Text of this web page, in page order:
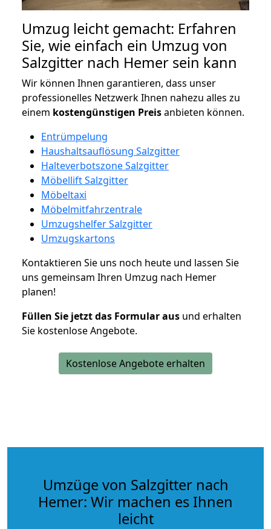
Umzug leicht gemacht: Erfahren
Sie, wie einfach ein Umzug von
Salzgitter nach Hemer sein kann
Wir können Ihnen garantieren, dass unser
professionelles Netzwerk Ihnen nahezu alles zu
einem kostengünstigen Preisanbieten können.
Entrümpelung
Haushaltsauflösung Salzgitter
Halteverbotszone Salzgitter
Möbellift Salzgitter
Möbeltaxi
Möbelmitfahrzentrale
Umzugshelfer Salzgitter
Umzugskartons
Kontaktieren Sie uns noch heute und lassen Sie
uns gemeinsam Ihren Umzug nach Hemer
planen!
Füllen Sie jetzt das Formular aus und erhalten
Sie kostenlose Angebote.
Kostenlose Angebote erhalten
Umzüge von Salzgitter nach
Hemer: Wir machen es Ihnen
leicht